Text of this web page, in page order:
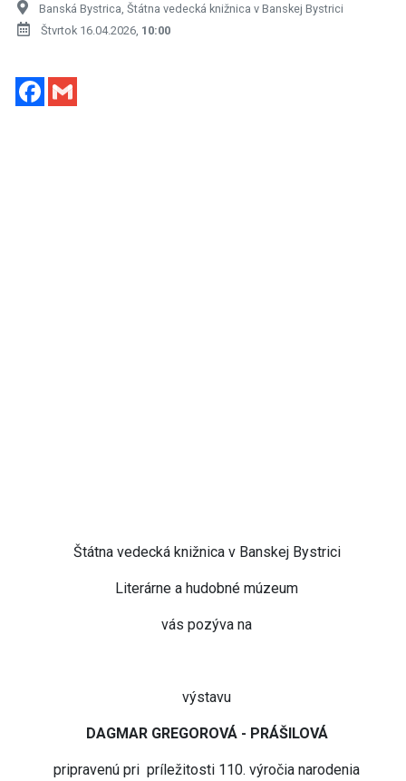
Banská Bystrica, Štátna vedecká knižnica v Banskej Bystrici
Štvrtok 16.04.2026, 10:00
Facebook
Štátna vedecká knižnica v Banskej Bystrici
Literárne a hudobné múzeum
vás pozýva na
výstavu
DAGMAR GREGOROVÁ - PRÁŠILOVÁ
pripravenú pri príležitosti 110. výročia narodenia